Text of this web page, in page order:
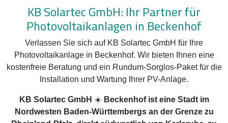
KB Solartec GmbH: Ihr Partner für
Photovoltaikanlagen in Beckenhof
Verlassen Sie sich auf KB Solartec GmbH für Ihre
Photovoltaikanlage in Beckenhof. Wir bieten Ihnen eine
kostenfreie Beratung und ein Rundum-Sorglos-Paket für die
Installation und Wartung Ihrer PV-Anlage.
KB Solartec GmbH ☀️ Beckenhof ist eine Stadt im
Nordwesten Baden-Württembergs an der Grenze zu